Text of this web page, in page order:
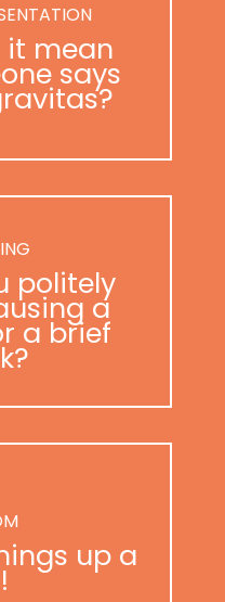
it mean
says
politely
a
a brief
up a